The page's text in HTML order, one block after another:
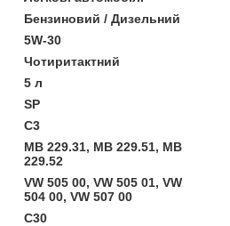
Бензиновий / Дизельний
5W-30
Чотиритактний
5 л
SP
C3
MB 229.31, MB 229.51, MB
229.52
VW 505 00, VW 505 01, VW
504 00, VW 507 00
C30